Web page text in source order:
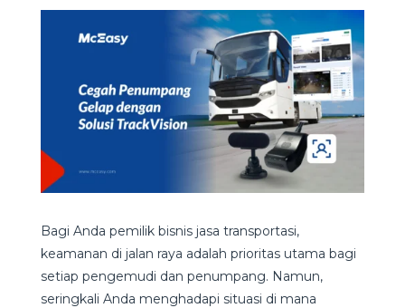
Bagi Anda pemilik bisnis jasa transportasi,
keamanan di jalan raya adalah prioritas utama bagi
setiap pengemudi dan penumpang. Namun,
seringkali Anda menghadapi situasi di mana